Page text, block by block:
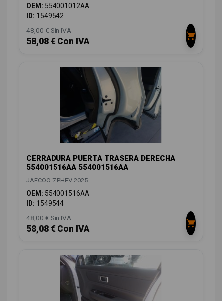
OEM: 554001012AA
ID: 1549542
48,00 € Sin IVA
58,08 € Con IVA
CERRADURA PUERTA TRASERA DERECHA
554001516AA 554001516AA
JAECOO 7 PHEV 2025
OEM: 554001516AA
ID: 1549544
48,00 € Sin IVA
58,08 € Con IVA